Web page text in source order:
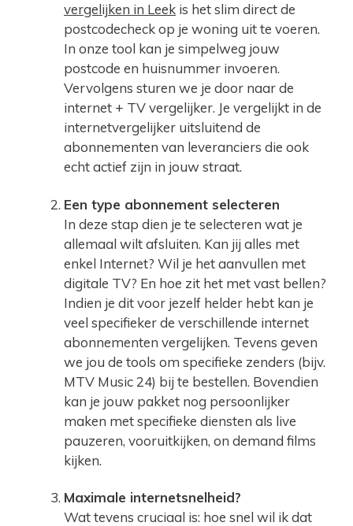
vergelijken in Leek is het slim direct de
postcodecheck op je woning uit te voeren.
In onze tool kan je simpelweg jouw
postcode en huisnummer invoeren.
Vervolgens sturen we je door naar de
internet + TV vergelijker. Je vergelijkt in de
internetvergelijker uitsluitend de
abonnementen van leveranciers die ook
echt actief zijn in jouw straat.
Een type abonnement selecteren
In deze stap dien je te selecteren wat je
allemaal wilt afsluiten. Kan jij alles met
enkel Internet? Wil je het aanvullen met
digitale TV? En hoe zit het met vast bellen?
Indien je dit voor jezelf helder hebt kan je
veel specifieker de verschillende internet
abonnementen vergelijken. Tevens geven
we jou de tools om specifieke zenders (bijv.
MTV Music 24) bij te bestellen. Bovendien
kan je jouw pakket nog persoonlijker
maken met specifieke diensten als live
pauzeren, vooruitkijken, on demand films
kijken.
Maximale internetsnelheid?
Wat tevens cruciaal is: hoe snel wil ik dat